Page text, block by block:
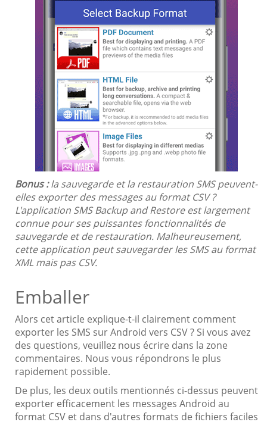
Bonus : la sauvegarde et la restauration SMS peuvent-
elles exporter des messages au format CSV ?
L'application SMS Backup and Restore est largement
connue pour ses puissantes fonctionnalités de
sauvegarde et de restauration. Malheureusement,
cette application peut sauvegarder les SMS au format
XML mais pas CSV.
Emballer
Alors cet article explique-t-il clairement comment
exporter les SMS sur Android vers CSV ? Si vous avez
des questions, veuillez nous écrire dans la zone
commentaires. Nous vous répondrons le plus
rapidement possible.
De plus, les deux outils mentionnés ci-dessus peuvent
exporter efficacement les messages Android au
format CSV et dans d'autres formats de fichiers faciles